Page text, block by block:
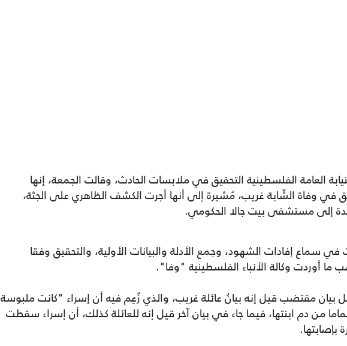
العامة الفلسطينية التحقيق في ملابسات الحادث، وقالت الجمعة، إنها
في وفاة الشّابة غريب، مُشيرة إلى أنها أجرت الكشف الظاهري على الجثة،
إلى مستشفى بيت جالا الحكومي.
في سماع إفادات الشهود، وجمع الأدلة والبيانات الأولية، والتحقيق وفقا
ما أوردت وكالة الأنباء الفلسطينية "وفا".
بيان مقتضب قيل إنه بيانُ عائلة غريب، والذي زُعِم فيه أن إسراء "كانت ملبوسة
تماما من دم ابنتها، فيما جاء في بيان آخر قيل إنه للعائلة كذلك، أن إسراء سقطت
بإصابتها.